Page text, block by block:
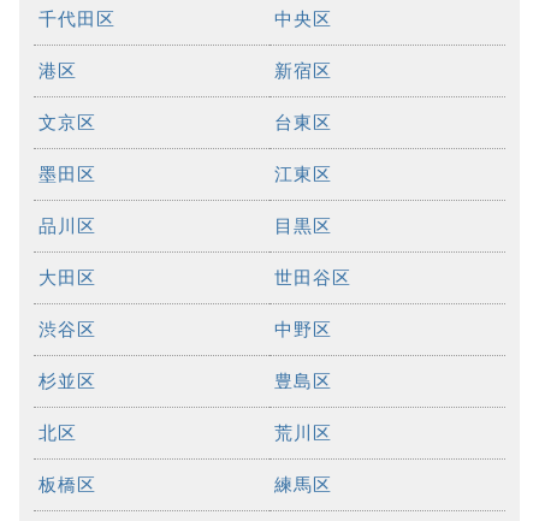
千代田区 中央区
港区 新宿区
文京区 台東区
墨田区 江東区
品川区 目黒区
大田区 世田谷区
渋谷区 中野区
杉並区 豊島区
北区 荒川区
板橋区 練馬区